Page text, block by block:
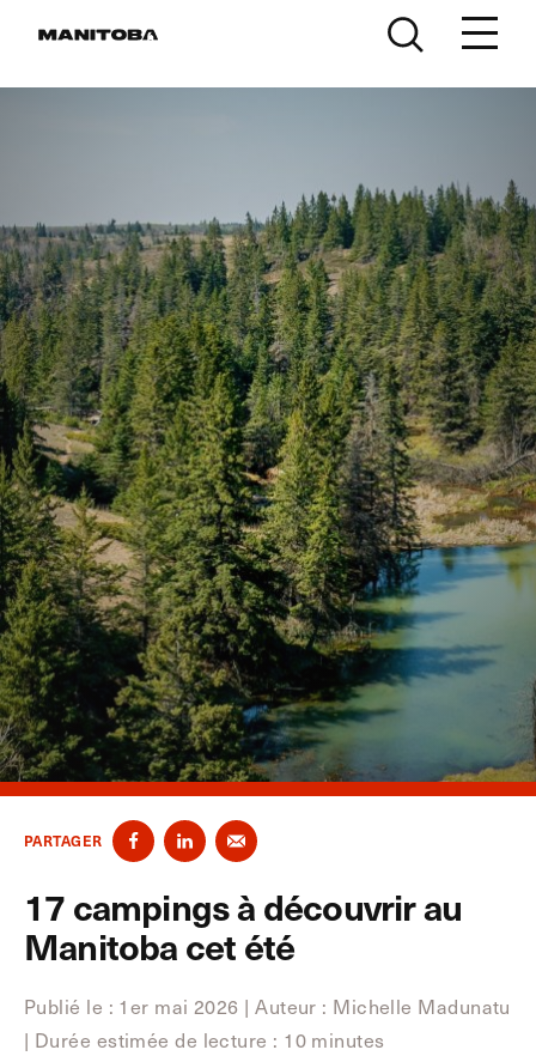
PARTAGER
17 campings à découvrir au
Manitoba cet été
Publié le : 1er mai 2026 | Auteur : Michelle Madunatu
| Durée estimée de lecture : 10 minutes